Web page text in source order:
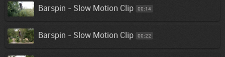
Barspin - Slow Motion Clip 00:14
Barspin - Slow Motion Clip 00:22